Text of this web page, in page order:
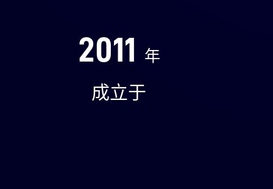
2011 年
成立于